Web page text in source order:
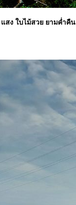
แสง ใบไม้สวย ยามค่ำคืน